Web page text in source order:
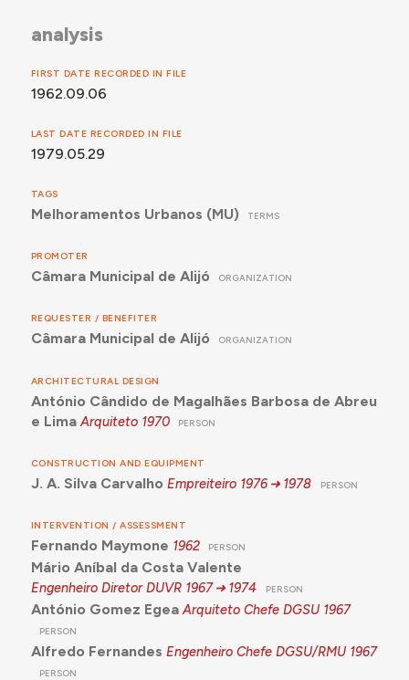
analysis
FIRST DATE RECORDED IN FILE
1962.09.06
LAST DATE RECORDED IN FILE
1979.05.29
TAGS
Melhoramentos Urbanos (MU) TERMS
PROMOTER
Câmara Municipal de Alijó ORGANIZATION
REQUESTER / BENEFITER
Câmara Municipal de Alijó ORGANIZATION
ARCHITECTURAL DESIGN
António Cândido de Magalhães Barbosa de Abreu
e Lima Arquiteto 1970 PERSON
CONSTRUCTION AND EQUIPMENT
J. A. Silva Carvalho Empreiteiro 1976 1978 PERSON
INTERVENTION / ASSESSMENT
Fernando Maymone 1962 PERSON
Mário Aníbal da Costa Valente
Engenheiro Diretor DUVR 1967 1974 PERSON
António Gomez Egea Arquiteto Chefe DGSU 1967
PERSON
Alfredo Fernandes Engenheiro Chefe DGSU/RMU 1967
PERSON